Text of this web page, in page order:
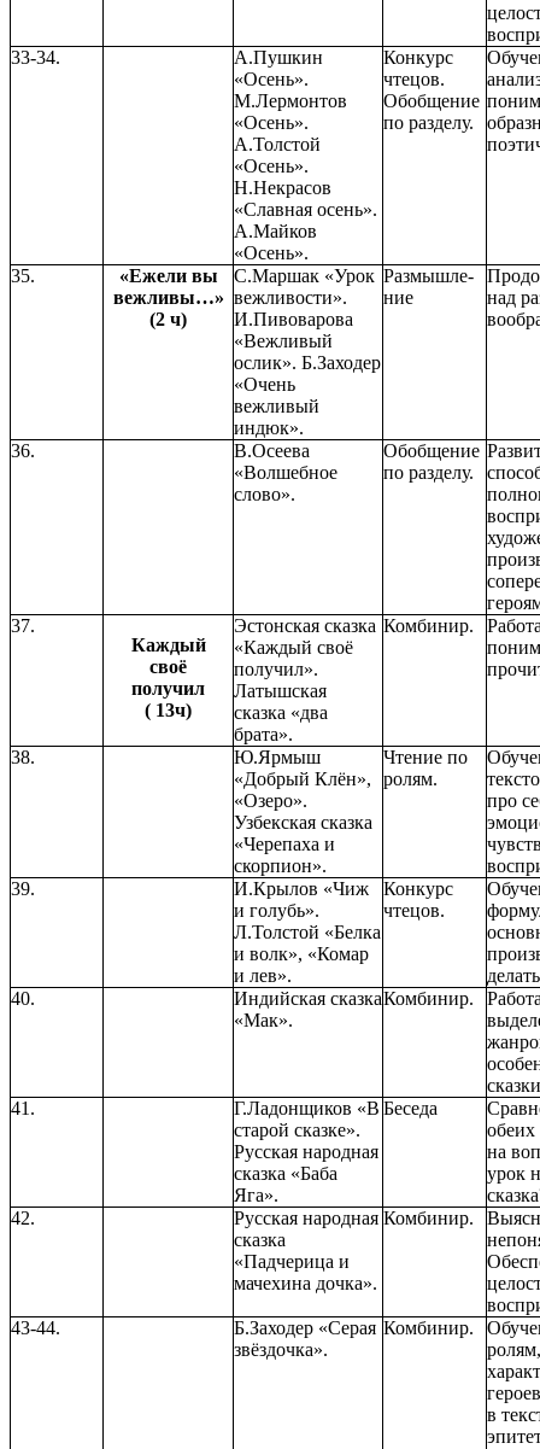
33-34.
А.Пушкин
«Осень».
М.Лермонтов
«Осень».
А.Толстой
«Осень».
Н.Некрасов
«Славная осень».
А.Майков
«Осень».
Конкурс
чтецов.
Обобщение
по разделу.
35.
«Ежели вы
вежливы…»
(2 ч)
С.Маршак «Урок
вежливости».
И.Пивоварова
«Вежливый
ослик». Б.Заходер
«Очень
вежливый
индюк».
Размышле-
ние
над
36.
В.Осеева
«Волшебное
слово».
Обобщение
по разделу.
37.
Каждый
своё
получил
( 13ч)
Эстонская сказка
«Каждый своё
получил».
Латышская
сказка «два
брата».
Комбинир.
38.
Ю.Ярмыш
«Добрый Клён»,
«Озеро».
Узбекская сказка
«Черепаха и
скорпион».
Чтение по
ролям.
про
39.
И.Крылов «Чиж
и голубь».
Л.Толстой «Белка
и волк», «Комар
и лев».
Конкурс
чтецов.
40.
Индийская сказка
«Мак».
Комбинир.
41.
Г.Ладонщиков «В
старой сказке».
Русская народная
сказка «Баба
Яга».
Беседа
обеих
на
урок
42.
Русская народная
сказка
«Падчерица и
мачехина дочка».
Комбинир.
43-44.
Б.Заходер «Серая
звёздочка».
Комбинир.
в